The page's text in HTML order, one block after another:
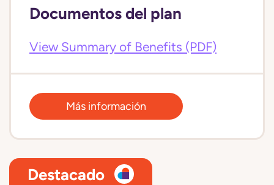
Documentos del plan
View Summary of Benefits (PDF)
Más información
Destacado